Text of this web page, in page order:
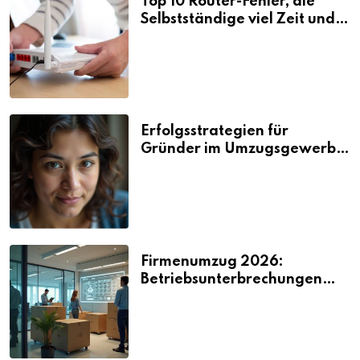
Selbstständige viel Zeit und
Erfolgsstrategien für
Gründer im Umzugsgewerbe
Firmenumzug 2026:
Betriebsunterbrechungen